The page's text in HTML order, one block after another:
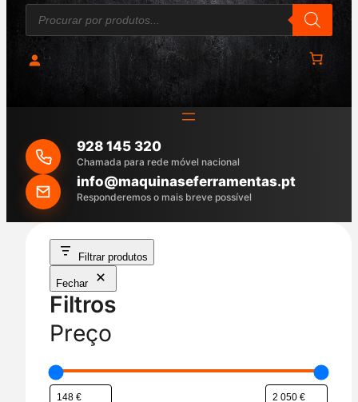
P
o
u
r
c
h
928 145 320
Chamada para rede móvel nacional
info@maquinaseferramentas.pt
Responderemos o mais breve possível
Filtrar produtos
Fechar
Filtros
Preço